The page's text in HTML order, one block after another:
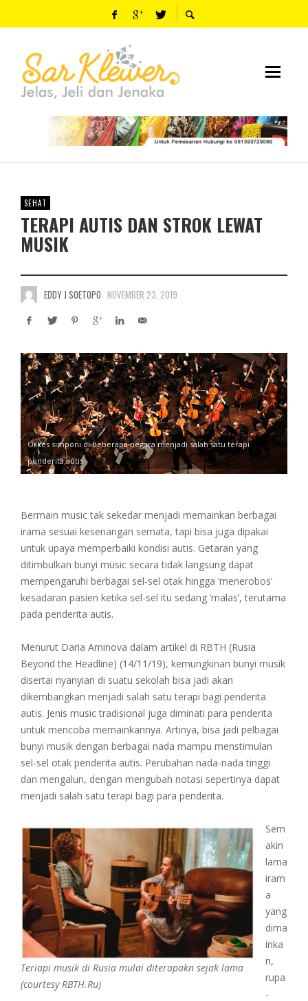
SEHAT
TERAPI AUTIS DAN STROK LEWAT
MUSIK
EDDY J SOETOPO NOVEMBER 23, 2019
Orkes simponi di beberapa negara menjadi salah satu terapi
penderita autis
Bermain music tak sekedar menjadi memainkan berbagai
irama sesuai kesenangan semata, tapi bisa juga dipakai
untuk upaya memperbaiki kondisi autis. Getaran yang
ditimbulkan bunyi music secara tidak langsung dapat
mempengaruhi berbagai sel-sel otak hingga ‘menerobos’
kesadaran pasien ketika sel-sel itu sedang ‘malas’, terutama
pada penderita autis.
Menurut Daria Aminova dalam artikel di RBTH (Rusia
Beyond the Headline) (14/11/19), kemungkinan bunyi musik
disertai nyanyian di suatu sekolah bisa jadi akan
dikembangkan menjadi salah satu terapi bagi penderita
autis. Jenis music tradisional juga diminati para penderita
untuk mencoba memainkannya. Artinya, bisa jadi pelbagai
bunyi musik dengan berbagai nada mampu menstimulan
sel-sel otak penderita autis. Perubahan nada-nada tinggi
dan mengalun, dengan mengubah notasi sepertinya dapat
menjadi salah satu terapi bagi para penderita.
Teriapi musik di Rusia mulai diterapakn sejak lama
(courtesy RBTH.Ru)
Sem
akin
lama
iram
a
yang
dima
inka
n,
rupa
-